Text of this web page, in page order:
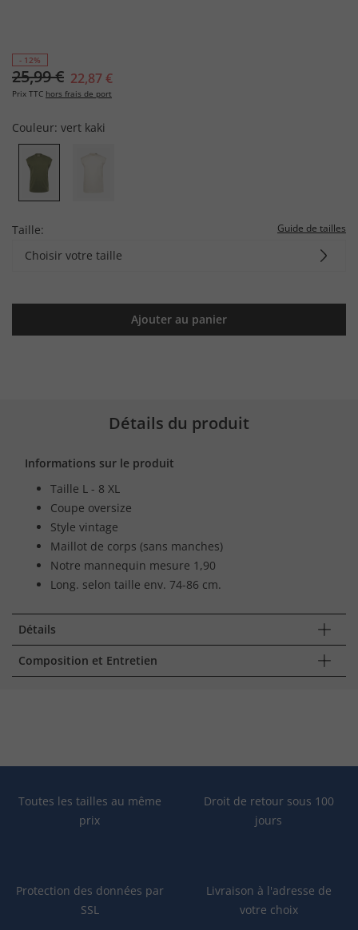
- 12%
25,99 € 22,87 €
Prix TTC hors frais de port
Couleur: vert kaki
Taille: Guide de tailles
Choisir votre taille
Ajouter au panier
Détails du produit
Informations sur le produit
Taille L - 8 XL
Coupe oversize
Style vintage
Maillot de corps (sans manches)
Notre mannequin mesure 1,90
Long. selon taille env. 74-86 cm.
Détails
Composition et Entretien
Toutes les tailles au même
prix
Droit de retour sous 100
jours
Protection des données par
SSL
Livraison à l'adresse de
votre choix